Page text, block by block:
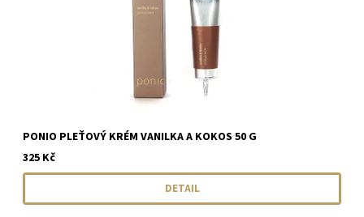
PONIO PLEŤOVÝ KRÉM VANILKA A KOKOS 50 G
325 Kč
DETAIL